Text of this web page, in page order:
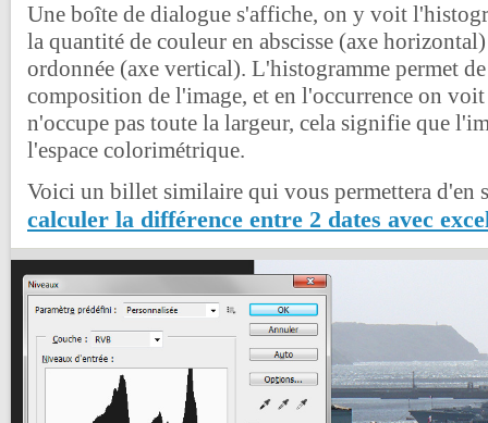
Une boîte de dialogue s'affiche, on y voit
la quantité de couleur en abscisse (axe
ordonnée (axe vertical). L'histogramme permet
composition de l'image, et en l'occurrence on
n'occupe pas toute la largeur, cela signifie que
l'espace colorimétrique.
Voici un billet similaire qui vous permettera d'en
calculer la différence entre 2 dates avec